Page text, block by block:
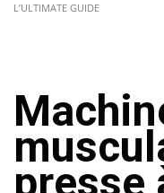
L’ULTIMATE GUIDE
presse